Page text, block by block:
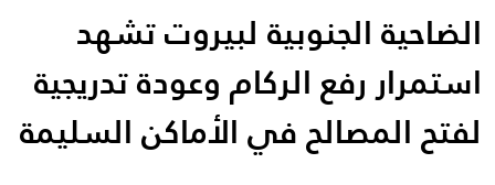
الضاحية الجنوبية لبيروت تشهد
استمرار رفع الركام وعودة تدريجية
لفتح المصالح في الأماكن السليمة